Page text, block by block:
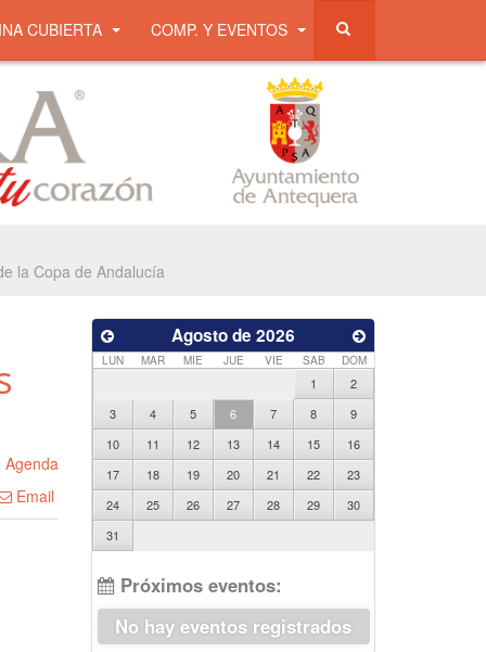
CUBIERTA COMP. Y EVENTOS
la Copa de Andalucía
Agenda
Email
Agosto de 2026
LUN MAR MIE JUE VIE SAB DOM
1
2
3
4 5 6 7 8
9
10
11 12 13 14 15
16
17
18 19 20 21 22
23
24
25 26 27 28 29
30
31
Próximos eventos:
No hay eventos registrados